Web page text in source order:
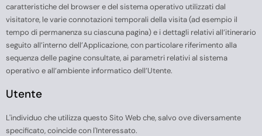
caratteristiche del browser e del sistema operativo utilizzati dal
visitatore, le varie connotazioni temporali della visita (ad esempio il
tempo di permanenza su ciascuna pagina) e i dettagli relativi all’itinerario
seguito all’interno dell’Applicazione, con particolare riferimento alla
sequenza delle pagine consultate, ai parametri relativi al sistema
operativo e all’ambiente informatico dell’Utente.
Utente
L'individuo che utilizza questo Sito Web che, salvo ove diversamente
specificato, coincide con l'Interessato.